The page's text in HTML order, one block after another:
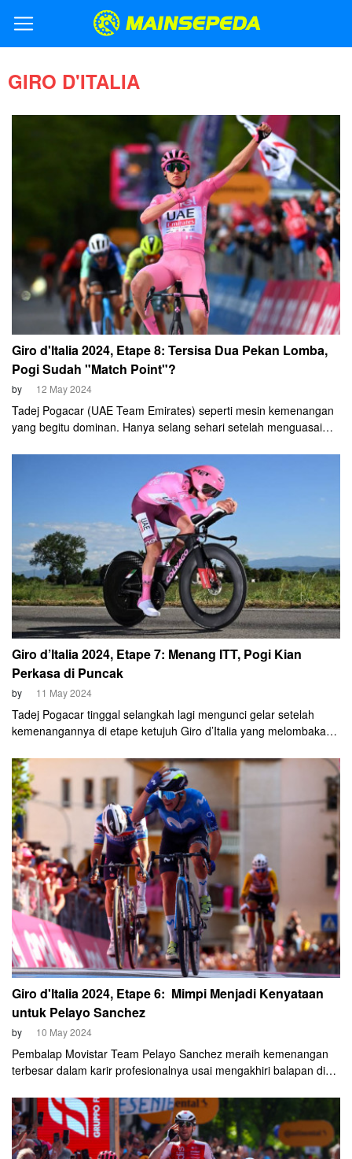
GIRO D'ITALIA
Giro d'Italia 2024, Etape 8: Tersisa Dua Pekan Lomba,
Pogi Sudah "Match Point"?
by 12 May 2024
Tadej Pogacar (UAE Team Emirates) seperti mesin kemenangan
yang begitu dominan. Hanya selang sehari setelah menguasai
Giro d’Italia 2024, Etape 7: Menang ITT, Pogi Kian
Perkasa di Puncak
by 11 May 2024
Tadej Pogacar tinggal selangkah lagi mengunci gelar setelah
kemenangannya di etape ketujuh Giro d’Italia yang melombakan
Giro d'Italia 2024, Etape 6: Mimpi Menjadi Kenyataan
untuk Pelayo Sanchez
by 10 May 2024
Pembalap Movistar Team Pelayo Sanchez meraih kemenangan
terbesar dalam karir profesionalnya usai mengakhiri balapan di
tersebut setelah memenangi pertarungan panjang melawan
Julian Alaphilippe (Soudal Quick-Step) dan Luke Plapp (Jayco
AlUla) dalam balapan gravel di Italia.